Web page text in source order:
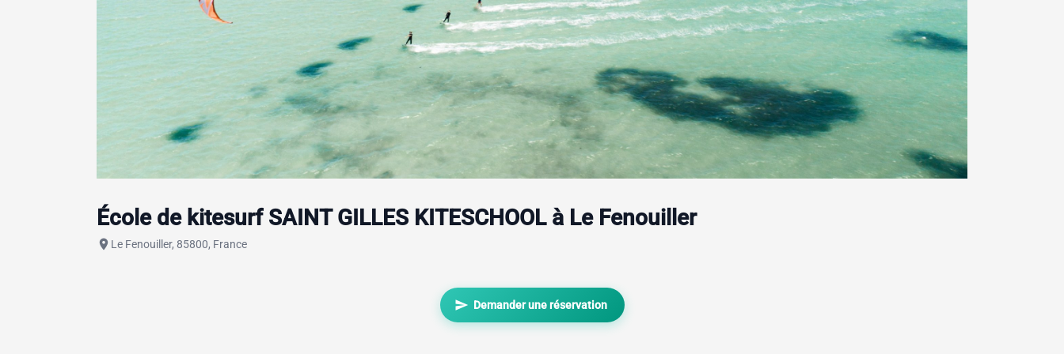
École de kitesurf SAINT GILLES KITESCHOOL à Le Fenouiller
place Le Fenouiller, 85800, France
send Demander une réservation